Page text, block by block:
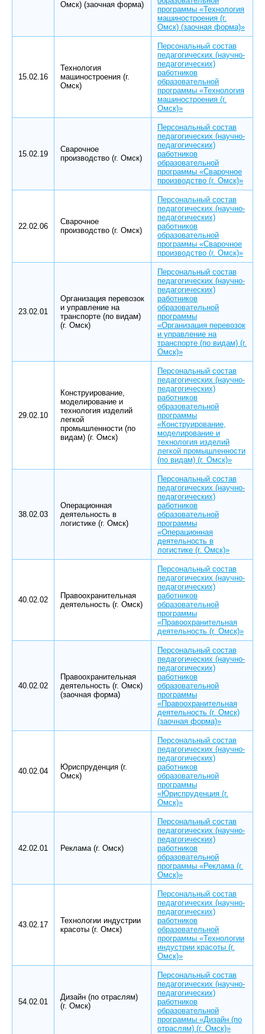
Омск) (заочная форма)
программы «Технология
машиностроения (г.
Омск) (заочная форма)»
15.02.16
Технология
машиностроения (г.
Омск)
Персональный состав
педагогических (научно-
педагогических)
работников
образовательной
программы «Технология
машиностроения (г.
Омск)»
15.02.19
Сварочное
производство (г. Омск)
Персональный состав
педагогических (научно-
педагогических)
работников
образовательной
программы «Сварочное
производство (г. Омск)»
22.02.06
Сварочное
производство (г. Омск)
Персональный состав
педагогических (научно-
педагогических)
работников
образовательной
программы «Сварочное
производство (г. Омск)»
23.02.01
Организация перевозок
и управление на
транспорте (по видам)
(г. Омск)
Персональный состав
педагогических (научно-
педагогических)
работников
образовательной
программы
«Организация перевозок
и управление на
транспорте (по видам) (г.
Омск)»
29.02.10
Конструирование,
моделирование и
технология изделий
легкой
промышленности (по
видам) (г. Омск)
Персональный состав
педагогических (научно-
педагогических)
работников
образовательной
программы
«Конструирование,
моделирование и
технология изделий
легкой промышленности
(по видам) (г. Омск)»
38.02.03
Операционная
деятельность в
логистике (г. Омск)
Персональный состав
педагогических (научно-
педагогических)
работников
образовательной
программы
«Операционная
деятельность в
логистике (г. Омск)»
40.02.02
Правоохранительная
деятельность (г. Омск)
Персональный состав
педагогических (научно-
педагогических)
работников
образовательной
программы
«Правоохранительная
деятельность (г. Омск)»
40.02.02
Правоохранительная
деятельность (г. Омск)
(заочная форма)
Персональный состав
педагогических (научно-
педагогических)
работников
образовательной
программы
«Правоохранительная
деятельность (г. Омск)
(заочная форма)»
40.02.04
Юриспруденция (г.
Омск)
Персональный состав
педагогических (научно-
педагогических)
работников
образовательной
программы
«Юриспруденция (г.
Омск)»
42.02.01 Реклама (г. Омск)
Персональный состав
педагогических (научно-
педагогических)
работников
образовательной
программы «Реклама (г.
Омск)»
43.02.17
Технологии индустрии
красоты (г. Омск)
Персональный состав
педагогических (научно-
педагогических)
работников
образовательной
программы «Технологии
индустрии красоты (г.
Омск)»
54.02.01
Дизайн (по отраслям)
(г. Омск)
Персональный состав
педагогических (научно-
педагогических)
работников
образовательной
программы «Дизайн (по
отраслям) (г. Омск)»